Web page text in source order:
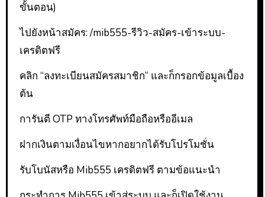
ขั้นตอน)
ไปยังหน้าสมัคร: /mib555-รีวิว-สมัคร-เข้าระบบ-
เครดิตฟรี
คลิก “ลงทะเบียนสมัครสมาชิก” และก็กรอกข้อมูลเบื้อง
ต้น
การันตี OTP ทางโทรศัพท์มือถือหรืออีเมล
ฝากเงินตามเงื่อนไขหากอยากได้รับโปรโมชั่น
รับโบนัสหรือ Mib555 เครดิตฟรี ตามข้อแนะนำ